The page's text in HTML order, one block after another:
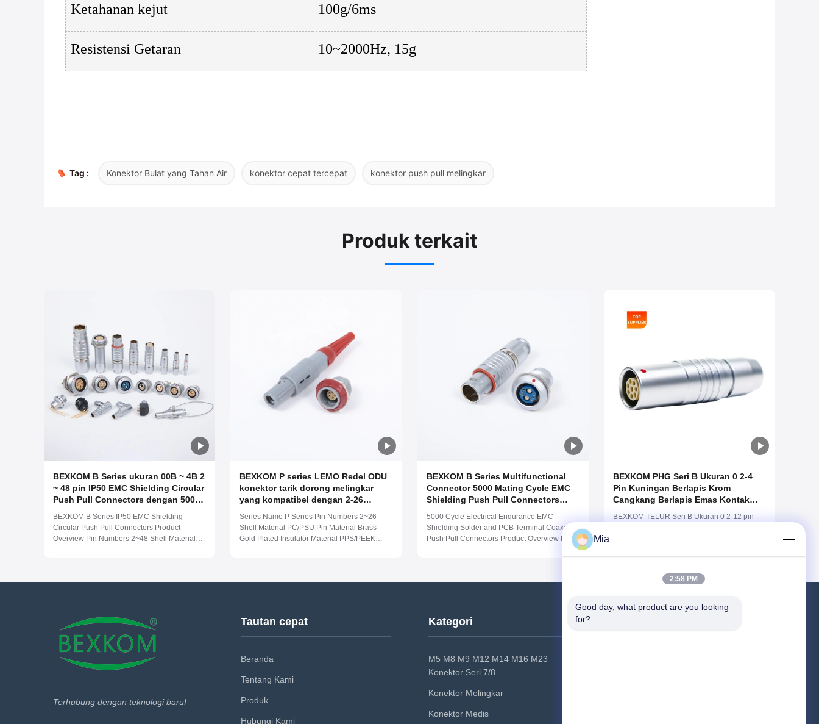
Ketahanan kejut 100g/6ms
Resistensi Getaran 10~2000Hz, 15g
Tag : Konektor Bulat yang Tahan Air konektor cepat tercepat konektor push pull melingkar
Produk terkait
BEXKOM B Series ukuran 00B ~ 4B 2
~ 48 pin IP50 EMC Shielding Circular
Push Pull Connectors dengan 5000
BEXKOM B Series IP50 EMC Shielding
Circular Push Pull Connectors Product
Overview Pin Numbers 2~48 Shell Material
~ 250) Centigrade Salt spray corrosion
BEXKOM P series LEMO Redel ODU
konektor tarik dorong melingkar
yang kompatibel dengan 2-26
Kontak Kuningan Berlapis Emas
cangkang plastik untuk Peralatan
Series Name P Series Pin Numbers 2~26
Shell Material PC/PSU Pin Material Brass
Gold Plated Insulator Material PPS/PEEK
Cycles >2000 times Current Rate 1.5 - 13 A
BEXKOM B Series Multifunctional
Connector 5000 Mating Cycle EMC
Shielding Push Pull Connectors
sampai IP68 waterproof customized
connector
5000 Cycle Electrical Endurance EMC
Shielding Solder and PCB Terminal Coaxial
Push Pull Connectors Product Overview Pin
Level IP50 Work Temperature (-55 ~ 250)
BEXKOM PHG Seri B Ukuran 0 2-4
Pin Kuningan Berlapis Krom
Cangkang Berlapis Emas Kontak
Wanita Gratis Wadah
BEXKOM TELUR Seri B Ukuran 0 2-12 pin
Terhubung dengan teknologi baru!
Tautan cepat
Beranda
Tentang Kami
Produk
Hubungi Kami
Kategori
M5 M8 M9 M12 M14 M16 M23
Konektor Seri 7/8
Konektor Melingkar
Konektor Medis
Mia
2:58 PM
Good day, what product are you looking
for?